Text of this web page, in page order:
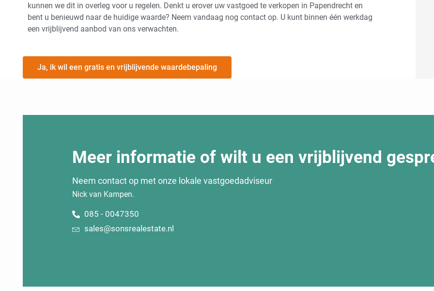
kunnen we dit in overleg voor u regelen. Denkt u erover uw vastgoed te verkopen in Papendrecht en
bent u benieuwd naar de huidige waarde? Neem vandaag nog contact op. U kunt binnen één werkdag
een vrijblijvend aanbod van ons verwachten.
Ja, ik wil een gratis en vrijblijvende waardebepaling
Meer informatie of wilt u een vrijblijvend
Neem contact op met onze lokale vastgoedadviseur
Nick van Kampen.
085 - 0047350
sales@sonsrealestate.nl